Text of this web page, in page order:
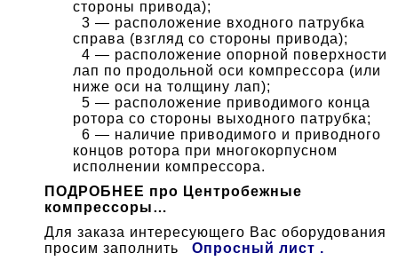
стороны привода);
3 — расположение входного патрубка
справа (взгляд со стороны привода);
4 — расположение опорной поверхности
лап по продольной оси компрессора (или
ниже оси на толщину лап);
5 — расположение приводимого конца
ротора со стороны выходного патрубка;
6 — наличие приводимого и приводного
концов ротора при многокорпусном
исполнении компрессора.
ПОДРОБНЕЕ про Центробежные
компрессоры…
Для заказа интересующего Вас оборудования
просим заполнить
Опросный лист .